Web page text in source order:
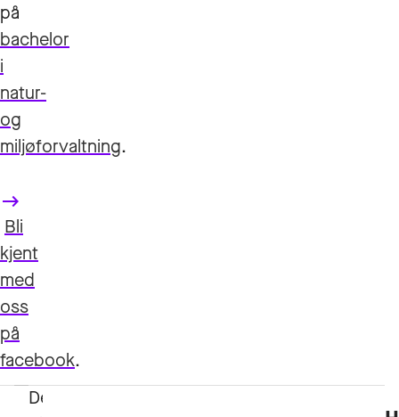
på
bachelor
i
natur-
og
miljøforvaltning.
keyboard_backspace
Bli
kjent
med
oss
på
facebook.